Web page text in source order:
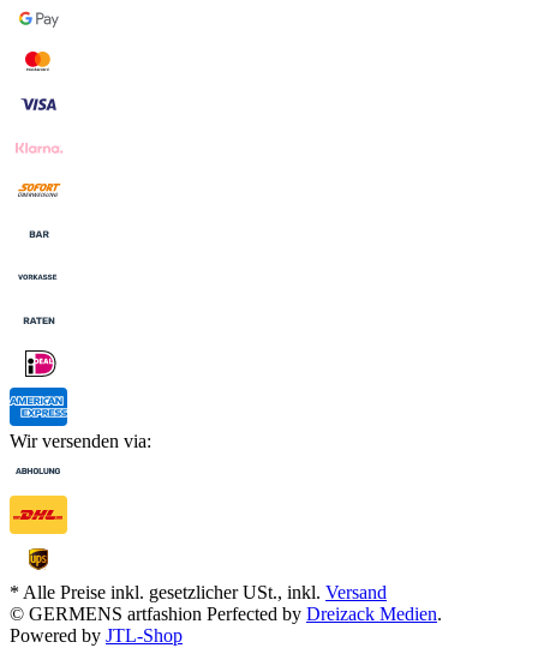
Wir versenden via:
* Alle Preise inkl. gesetzlicher USt., inkl. Versand
© GERMENS artfashion Perfected by Dreizack Medien.
Powered by JTL-Shop